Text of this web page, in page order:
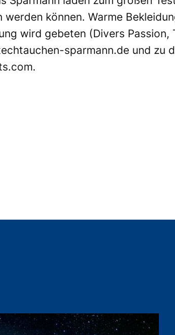
können. Warme
wird gebeten (Divers
sparmann.de und zu
.